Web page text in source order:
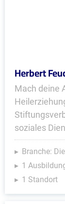
Herbert
Mach deine
soziales
Branche:
1
1 Standort